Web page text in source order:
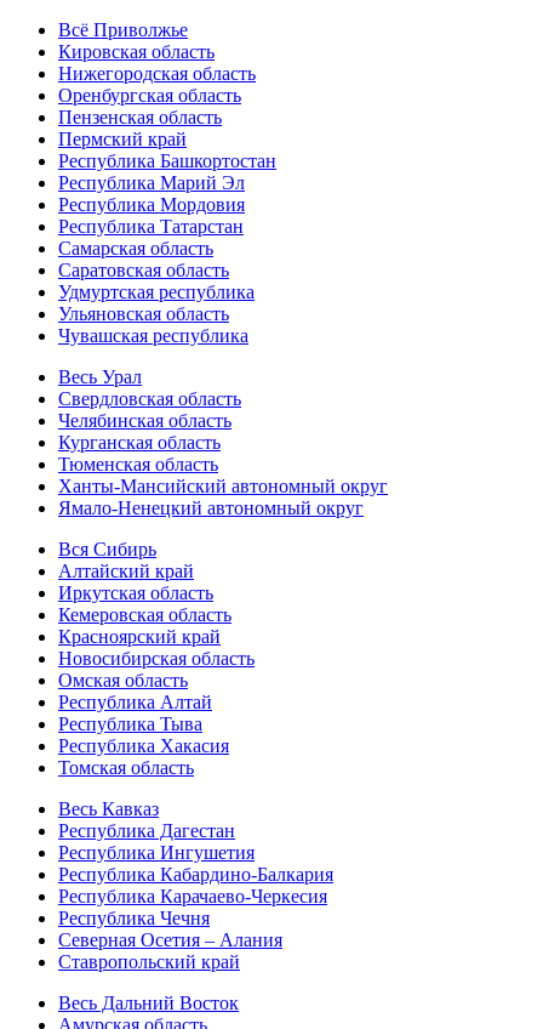
Всё Приволжье
Кировская область
Нижегородская область
Оренбургская область
Пензенская область
Пермский край
Республика Башкортостан
Республика Марий Эл
Республика Мордовия
Республика Татарстан
Самарская область
Саратовская область
Удмуртская республика
Ульяновская область
Чувашская республика
Весь Урал
Свердловская область
Челябинская область
Курганская область
Тюменская область
Ханты-Мансийский автономный округ
Ямало-Ненецкий автономный округ
Вся Сибирь
Алтайский край
Иркутская область
Кемеровская область
Красноярский край
Новосибирская область
Омская область
Республика Алтай
Республика Тыва
Республика Хакасия
Томская область
Весь Кавказ
Республика Дагестан
Республика Ингушетия
Республика Кабардино-Балкария
Республика Карачаево-Черкесия
Республика Чечня
Северная Осетия – Алания
Ставропольский край
Весь Дальний Восток
Амурская область